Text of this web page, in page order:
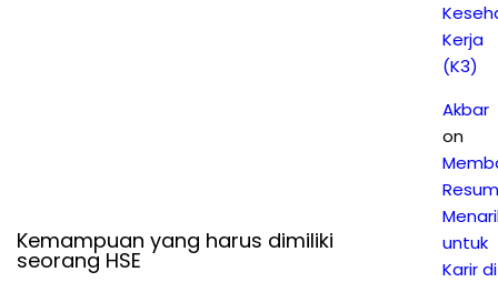
Kemampuan yang harus dimiliki
seorang HSE
Kerja
(K3)
Akbar
on
untuk
Karir di